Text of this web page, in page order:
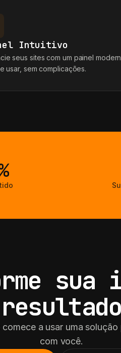
Intuitivo
seus sites com um painel
usar, sem complicações.
sua
resultado
a usar uma
com você.